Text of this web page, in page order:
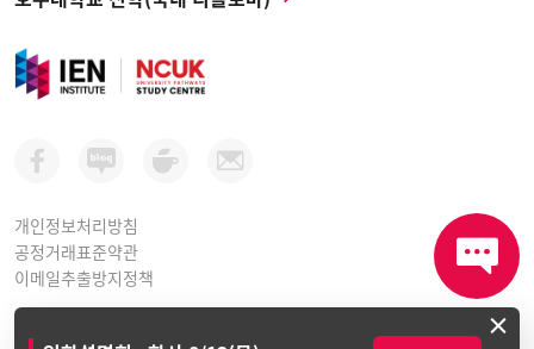
×
개인정보처리방침
공정거래표준약관
이메일추출방지정책